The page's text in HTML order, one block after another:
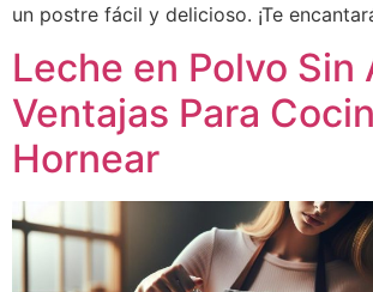
un postre fácil y delicioso. ¡Te
Leche en Polvo Sin
Ventajas Para
Hornear